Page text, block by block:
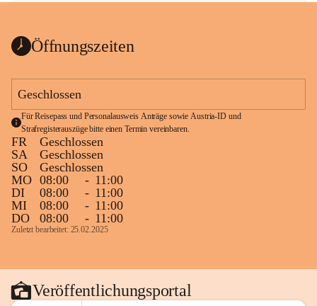
Öffnungszeiten
Geschlossen
Für Reisepass und Personalausweis Anträge sowie Austria-ID und
Strafregisterauszüge bitte einen Termin vereinbaren.
FR
Geschlossen
SA
Geschlossen
SO
Geschlossen
MO 08:00 - 11:00
DI
08:00 - 11:00
MI
08:00 - 11:00
DO
08:00 - 11:00
Zuletzt bearbeitet: 25.02.2025
Veröffentlichungsportal